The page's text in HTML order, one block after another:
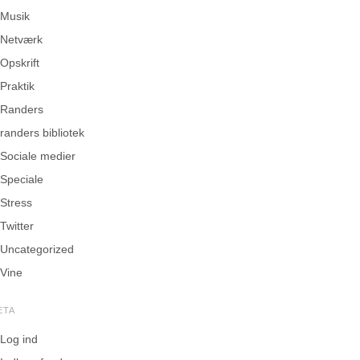
Musik
Netværk
Opskrift
Praktik
Randers
randers bibliotek
Sociale medier
Speciale
Stress
Twitter
Uncategorized
Vine
Log ind